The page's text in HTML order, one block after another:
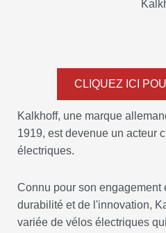
CLIQUEZ ICI
Kalkhoff, une marque
1919, est devenue un acteur
électriques.
Connu pour son engagement
durabilité et de l'innovation,
variée de vélos électriques